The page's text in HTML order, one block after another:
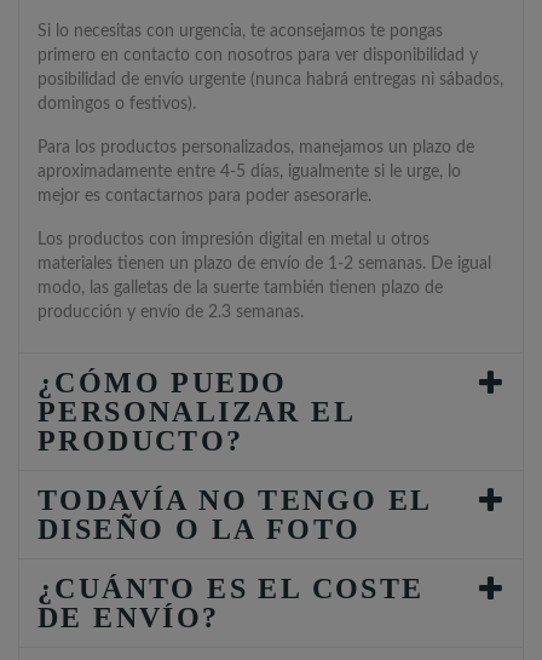
Si lo necesitas con urgencia, te aconsejamos te pongas
primero en contacto con nosotros para ver disponibilidad y
posibilidad de envío urgente (nunca habrá entregas ni sábados,
domingos o festivos).
Para los productos personalizados, manejamos un plazo de
aproximadamente entre 4-5 días, igualmente si le urge, lo
mejor es contactarnos para poder asesorarle.
Los productos con impresión digital en metal u otros
materiales tienen un plazo de envío de 1-2 semanas. De igual
modo, las galletas de la suerte también tienen plazo de
producción y envío de 2.3 semanas.
¿CÓMO PUEDO
PERSONALIZAR EL
PRODUCTO?
TODAVÍA NO TENGO EL
DISEÑO O LA FOTO
¿CUÁNTO ES EL COSTE
DE ENVÍO?